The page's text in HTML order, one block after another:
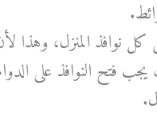
نوافذ المنزل، وهذا
فتح النوافذ على